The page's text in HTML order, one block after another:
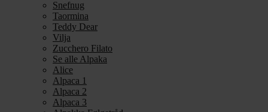
Snefnug
Taormina
Teddy Dear
Vilja
Zucchero Filato
Se alle Alpaka
Alice
Alpaca 1
Alpaca 2
Alpaca 3